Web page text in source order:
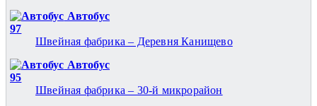
Автобус
97
Швейная фабрика – Деревня Канищево
Автобус
95
Швейная фабрика – 30-й микрорайон